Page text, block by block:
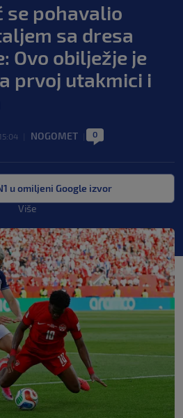
se pohavalio
sa dresa
Ovo obilježje je
prvoj utakmici i
NOGOMET 0
u omiljeni Google izvor
Više